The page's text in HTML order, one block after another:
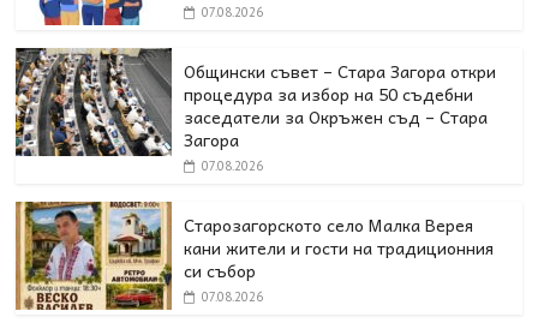
07.08.2026
Общински съвет – Стара Загора откри
процедура за избор на 50 съдебни
заседатели за Окръжен съд – Стара
Загора
07.08.2026
Старозагорското село Малка Верея
кани жители и гости на традиционния
си събор
07.08.2026